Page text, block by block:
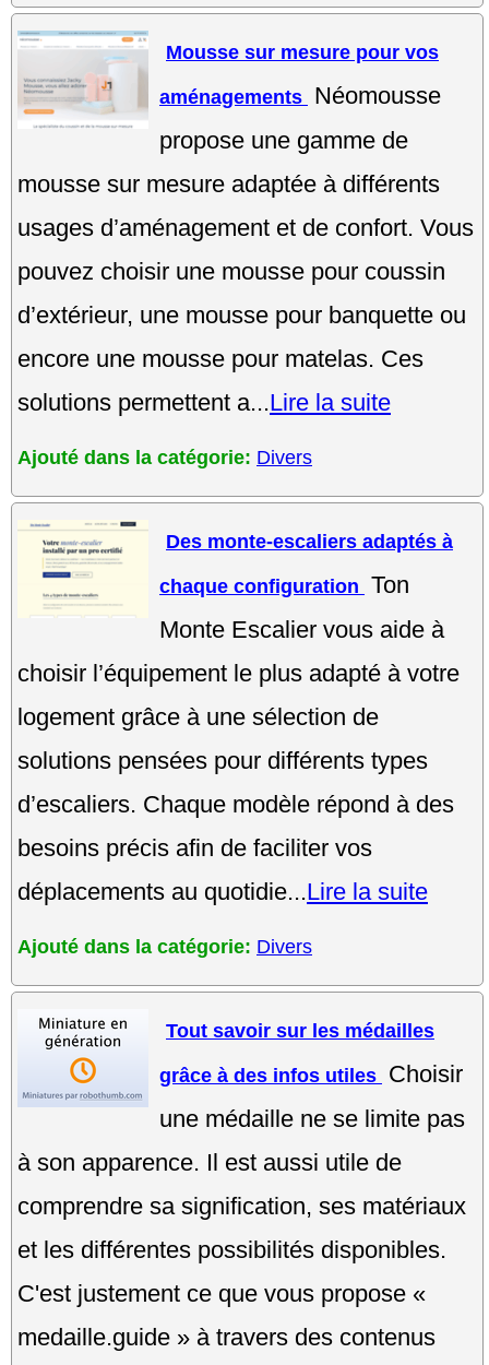
Mousse sur mesure pour vos
aménagements Néomousse
propose une gamme de
mousse sur mesure adaptée à différents
usages d’aménagement et de confort. Vous
pouvez choisir une mousse pour coussin
d’extérieur, une mousse pour banquette ou
encore une mousse pour matelas. Ces
solutions permettent a...Lire la suite
Ajouté dans la catégorie: Divers
Des monte-escaliers adaptés à
chaque configuration Ton
Monte Escalier vous aide à
choisir l’équipement le plus adapté à votre
logement grâce à une sélection de
solutions pensées pour différents types
d’escaliers. Chaque modèle répond à des
besoins précis afin de faciliter vos
déplacements au quotidie...Lire la suite
Ajouté dans la catégorie: Divers
Tout savoir sur les médailles
grâce à des infos utiles Choisir
une médaille ne se limite pas
à son apparence. Il est aussi utile de
comprendre sa signification, ses matériaux
et les différentes possibilités disponibles.
C'est justement ce que vous propose «
medaille.guide » à travers des contenus